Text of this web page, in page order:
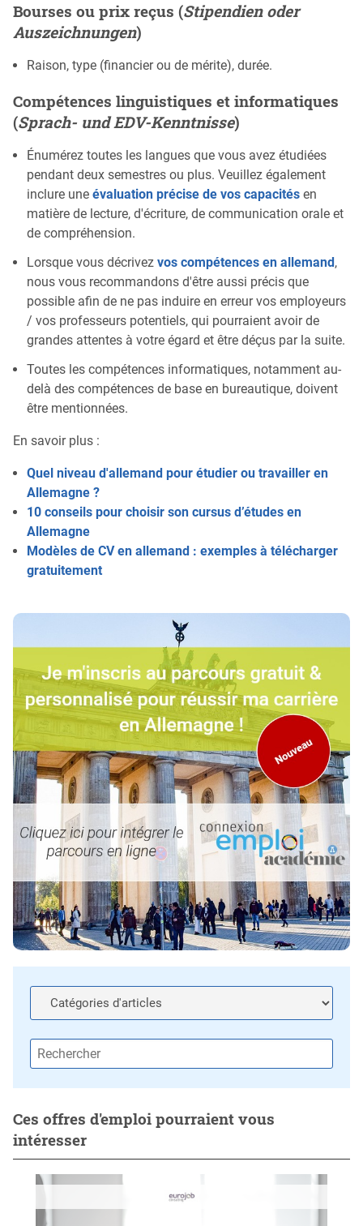
Bourses ou prix reçus (Stipendien oder
Auszeichnungen)
Raison, type (financier ou de mérite), durée.
Compétences linguistiques et informatiques
(Sprach- und EDV-Kenntnisse)
Énumérez toutes les langues que vous avez étudiées
pendant deux semestres ou plus. Veuillez également
inclure une évaluation précise de vos capacités en
matière de lecture, d'écriture, de communication orale et
de compréhension.
Lorsque vous décrivez vos compétences en allemand ,
nous vous recommandons d'être aussi précis que
possible afin de ne pas induire en erreur vos employeurs
/ vos professeurs potentiels, qui pourraient avoir de
grandes attentes à votre égard et être déçus par la suite.
Toutes les compétences informatiques, notamment au-
delà des compétences de base en bureautique, doivent
être mentionnées.
En savoir plus :
Quel niveau d'allemand pour étudier ou travailler en
Allemagne ?
10 conseils pour choisir son cursus d’études en
Allemagne
Modèles de CV en allemand : exemples à télécharger
gratuitement
Ces offres d'emploi pourraient vous
intéresser